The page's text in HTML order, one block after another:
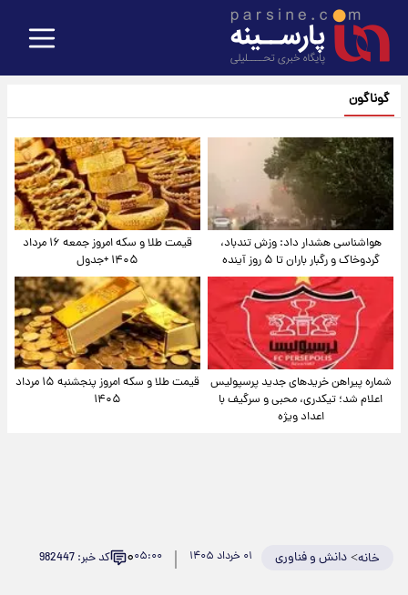
گوناگون
هواشناسی هشدار داد: وزش تندباد،
گردوخاک و رگبار باران تا ۵ روز آینده
قیمت طلا و سکه امروز جمعه ۱۶ مرداد
۱۴۰۵ +جدول
شماره پیراهن خریدهای جدید پرسپولیس
اعلام شد؛ تیکدری، محبی و سرگیف با
اعداد ویژه
قیمت طلا و سکه امروز پنجشنبه ۱۵ مرداد
۱۴۰۵
خانه>دانش و فناوری ۰۱ خرداد ۱۴۰۵ ۰۵:۰۰۰ کد خبر: 982447